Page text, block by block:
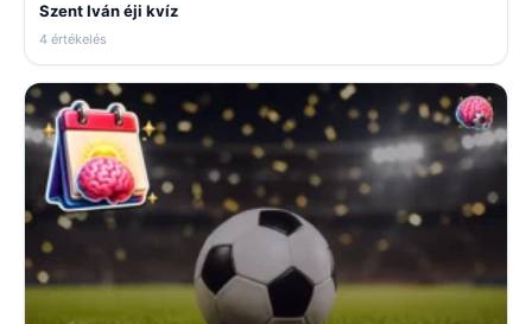
Szent Iván éji kvíz
4 értékelés